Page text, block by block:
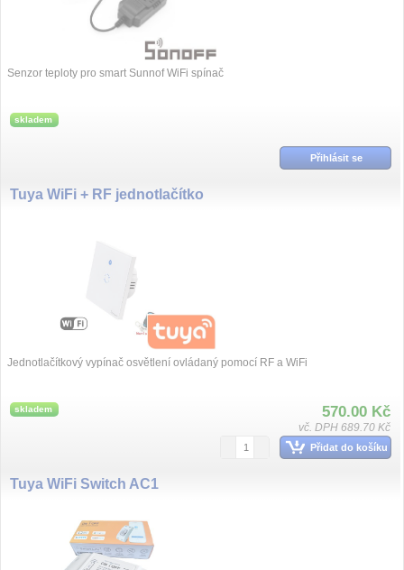
Senzor teploty pro smart Sunnof WiFi spínač
skladem
Přihlásit se
Tuya WiFi + RF jednotlačítko
Jednotlačítkový vypínač osvětlení ovládaný pomocí RF a WiFi
skladem 570.00 Kč
vč. DPH 689.70 Kč
Přidat do košíku
Tuya WiFi Switch AC1